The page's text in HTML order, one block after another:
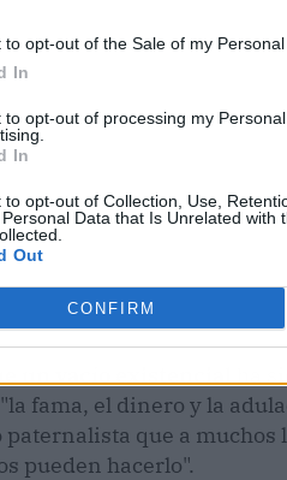
to opt-out of the Sale of my Personal
In
to opt-out of processing my
In
to opt-out of Collection, Use,
Data that Is Unrelated with
Out
CONFIRM
un vacío existencial
fama, el dinero y la
que a muchos
pueden hacerlo".